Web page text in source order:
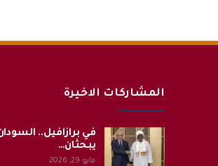
المشاركات الاخيرة
في برازافيل..
يبحثان…
مايو 29, 2026